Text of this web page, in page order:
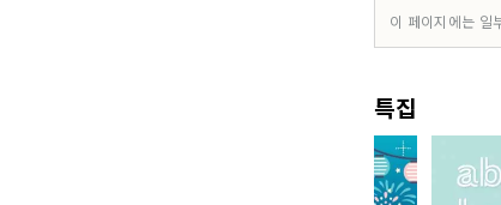
이 페이지에는 일
특집